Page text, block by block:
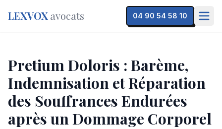
LEXVOX avocats 04 90 54 58 10
Pretium Doloris : Barème,
Indemnisation et Réparation
des Souffrances Endurées
après un Dommage Corporel